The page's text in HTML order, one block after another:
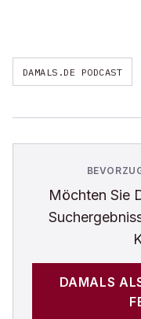
DAMALS.DE PODCAST
Möchten Sie
DAMALS